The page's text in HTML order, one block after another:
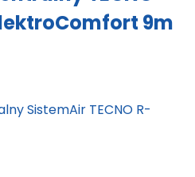
9m